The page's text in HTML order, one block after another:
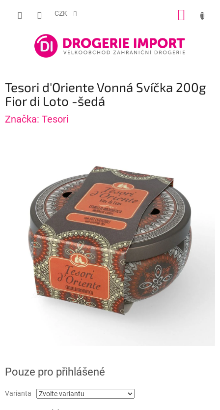
CZK
Tesori d'Oriente Vonná Svíčka 200g
Fior di Loto -šedá
Značka: Tesori
Pouze pro přihlášené
Varianta